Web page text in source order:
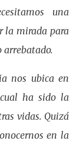
una
la mirada para
arrebatado.
nos ubica en
ha sido la
vidas. Quizá
en la